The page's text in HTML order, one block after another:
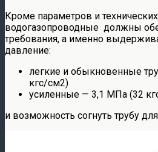
Кроме параметров и
водогазопроводные должны
требования, а именно
давление:
легкие и обыкновенные
кгс/см2)
усиленные — 3,1 МПа (32
и возможность согнуть трубу